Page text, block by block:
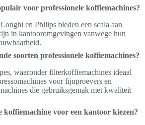
voor professionele koffiemachines?
en Philips bieden een scala aan
in kantooromgevingen vanwege hun
soorten professionele koffiemachines?
waaronder filterkoffiemachines ideaal
voor fijnproevers en
die gebruiksgemak met kwaliteit
koffiemachine voor een kantoor kiezen?